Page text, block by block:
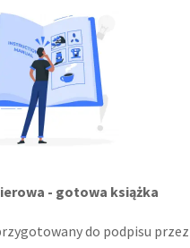
- gotowa książka
do podpisu przez